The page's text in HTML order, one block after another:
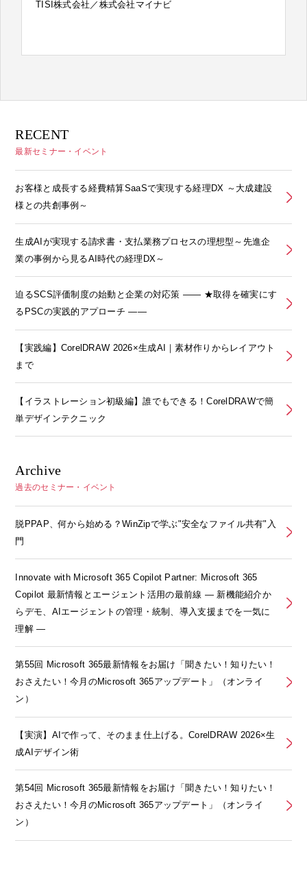
TISI株式会社／株式会社マイナビ
RECENT
最新セミナー・イベント
お客様と成長する経費精算SaaSで実現する経理DX ～大成建設
様との共創事例～
生成AIが実現する請求書・支払業務プロセスの理想型～先進企
業の事例から見るAI時代の経理DX～
迫るSCS評価制度の始動と企業の対応策 ―― ★取得を確実にす
るPSCの実践的アプローチ ――
【実践編】CorelDRAW 2026×生成AI｜素材作りからレイアウト
まで
【イラストレーション初級編】誰でもできる！CorelDRAWで簡
単デザインテクニック
Archive
過去のセミナー・イベント
脱PPAP、何から始める？WinZipで学ぶ"安全なファイル共有"入
門
Innovate with Microsoft 365 Copilot Partner: Microsoft 365
Copilot 最新情報とエージェント活用の最前線 ― 新機能紹介か
らデモ、AIエージェントの管理・統制、導入支援までを一気に
理解 ―
第55回 Microsoft 365最新情報をお届け「聞きたい！知りたい！
おさえたい！今月のMicrosoft 365アップデート」（オンライ
ン）
【実演】AIで作って、そのまま仕上げる。CorelDRAW 2026×生
成AIデザイン術
第54回 Microsoft 365最新情報をお届け「聞きたい！知りたい！
おさえたい！今月のMicrosoft 365アップデート」（オンライ
ン）